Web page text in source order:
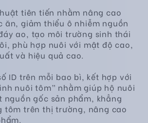
tiên tiến nhằm nâng cao
ăn, giảm thiểu ô nhiễm nguồn
ao, tạo môi trường sinh thái
phù hợp nuôi với mật độ cao,
và hiệu quả cao.
ID trên mỗi bao bì, kết hợp với
nuôi tôm” nhằm giúp hộ nuôi
nguồn gốc sản phẩm, khẳng
tôm trên thị trường, nâng cao